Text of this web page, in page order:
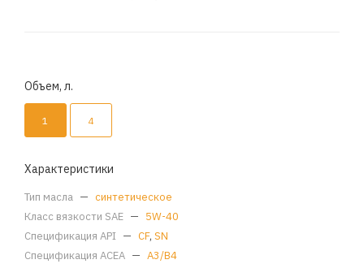
Объем, л.
1 4
Характеристики
Тип масла — синтетическое
Класс вязкости SAE — 5W-40
Спецификация API — CF, SN
Спецификация ACEA — A3/B4